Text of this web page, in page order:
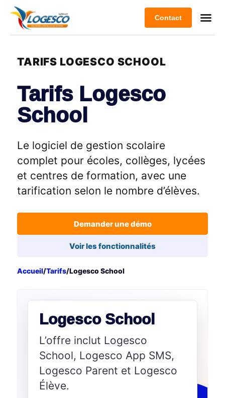
Contact
TARIFS LOGESCO SCHOOL
Tarifs Logesco
School
Le logiciel de gestion scolaire
complet pour écoles, collèges, lycées
et centres de formation, avec une
tarification selon le nombre d’élèves.
Demander une démo
Voir les fonctionnalités
Accueil/Tarifs/Logesco School
Logesco School
L’offre inclut Logesco
School, Logesco App SMS,
Logesco Parent et Logesco
Élève.